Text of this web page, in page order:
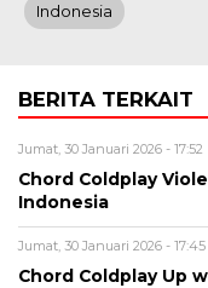
Indonesia
BERITA TERKAIT
Jumat, 30 Januari 2026 - 17:52
Chord Coldplay
Indonesia
Jumat, 30 Januari 2026 - 17:45
Chord Coldplay Up